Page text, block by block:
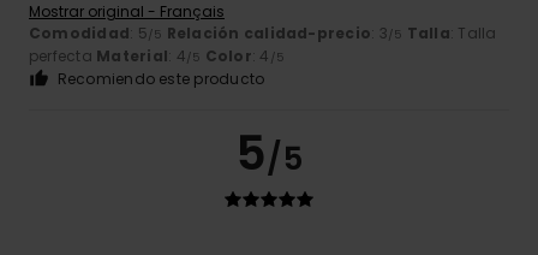
Mostrar original - Français
Comodidad: 5/5 Relación calidad-precio: 3/5 Talla: Talla
perfecta Material: 4/5 Color: 4 /5
Recomiendo este producto
5/5